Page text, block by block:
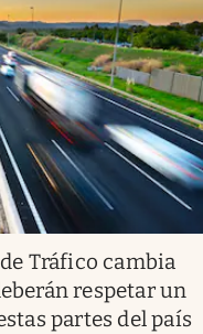
Tráfico cambia
respetar un
partes del país